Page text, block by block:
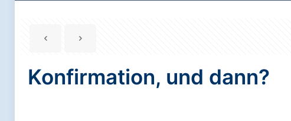
Konfirmation, und dann?